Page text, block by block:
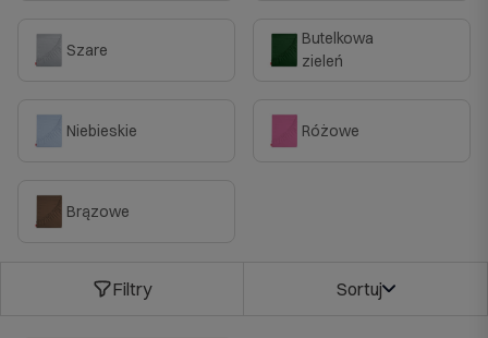
Szare
Butelkowa
zieleń
Niebieskie Różowe
Brązowe
Sortuj
Filtry